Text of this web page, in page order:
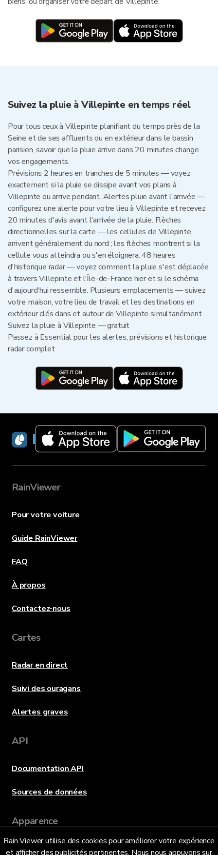
Suivez la pluie à Villepinte en temps réel
Pour tous ceux à Villepinte planifiant du temps près de la
Seine et de ses affluents ou en extérieur dans le bassin
parisien, savoir que la pluie arrive dans 20 minutes change
vos engagements.
Prévisions 2 heures en tranches de 5 minutes — voyez
exactement si la pluie se dissipe avant vos plans à
Villepinte ou arrive pendant. Alertes pluie avant l'arrivée —
configurez une alerte pour votre lieu à Villepinte et recevez
20 minutes d'avis avant l'arrivée de la pluie. Flèches
directionnelles sur la carte — les cellules de Villepinte
arrivent généralement du nord ; les flèches montrent si la
cellule vous atteindra ou s'en éloignera. 48 heures
d'historique radar — voyez comment la pluie s'est déplacée
à travers Villepinte et l'Île-de-France hier et si le schéma
d'aujourd'hui ressemble. Plusieurs emplacements — suivez
votre maison, votre lieu de travail et les destinations en
extérieur clés dans et autour de Villepinte simultanément.
Suivez la pluie à Villepinte — gratuit
Passez à Essential pour les alertes, prévisions et historique
radar complet
Rain Viewer utilise des cookies pour améliorer votre expérience
et afficher des publicités pertinentes. Nous nous appuyons sur
RainViewer
RainViewer
Pour votre voiture
Guide RainViewer
FAQ
À propos
Contactez-nous
Cartes
Radar en direct
Suivi des ouragans
Alertes graves
API
Documentation API
Sources de données
Apparence